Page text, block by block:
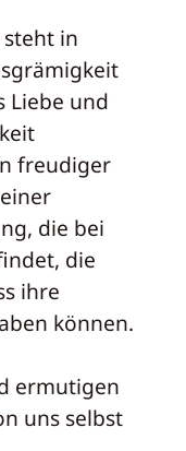
steht in
Liebe und
freudiger
die bei
die
ihre
können.
ermutigen
uns selbst